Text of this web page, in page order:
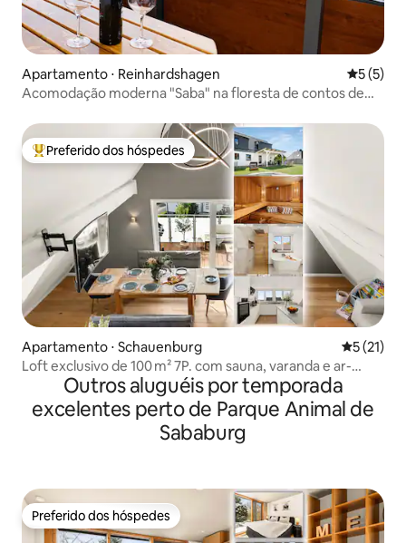
Apartamento ⋅ Reinhardshagen 5 de
5 (5)
Acomodação moderna "Saba" na floresta de contos de
Entre os melhores preferidos dos hóspedes
Preferido dos hóspedes
Apartamento ⋅ Schauenburg 5 de uma
5 (21)
Loft exclusivo de 100 m² 7P. com sauna, varanda e ar-
condicionado
Outros aluguéis por temporada
excelentes perto de Parque Animal de
Sababurg
Preferido dos hóspedes
Preferido dos hóspedes